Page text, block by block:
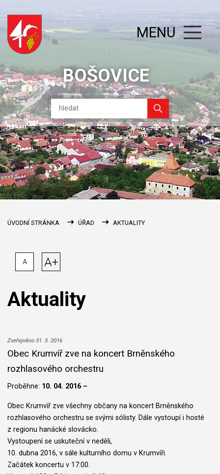
BOŠOVICE
MENU
ÚVODNÍ STRÁNKA ÚŘAD AKTUALITY
A A+
Aktuality
Zveřejněno 31. 3. 2016
Obec Krumvíř zve na koncert Brněnského
rozhlasového orchestru
Proběhne: 10. 04. 2016 –
Obec Krumvíř zve všechny občany na koncert Brněnského
rozhlasového orchestru se svými sólisty. Dále vystoupí i hosté
z regionu hanácké slovácko.
Vystoupení se uskuteční v neděli,
10. dubna 2016, v sále kulturního domu v Krumvíři.
Začátek koncertu v 17:00.